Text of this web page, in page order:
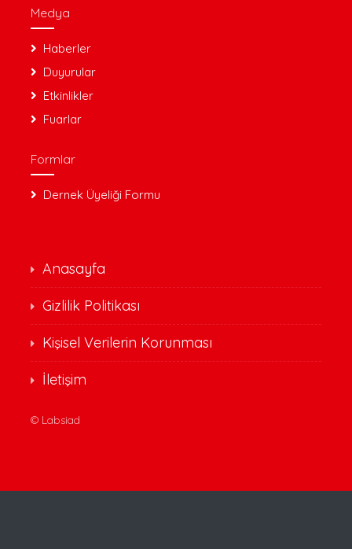
Medya
Haberler
Duyurular
Etkinlikler
Fuarlar
Formlar
Dernek Üyeliği Formu
Anasayfa
Gizlilik Politikası
Kişisel Verilerin Korunması
İletişim
© Labsiad